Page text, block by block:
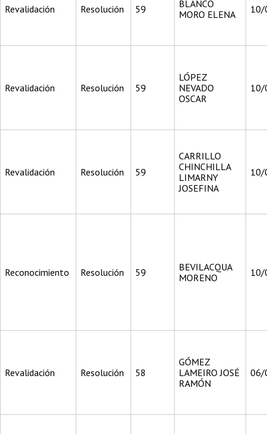
Revalidación Resolución 59
BLANCO
MORO ELENA
10/
Revalidación Resolución 59
LÓPEZ
NEVADO
OSCAR
10/
Revalidación Resolución 59
CARRILLO
CHINCHILLA
LIMARNY
JOSEFINA
Reconocimiento Resolución 59
BEVILACQUA
MORENO
10/
Revalidación Resolución 58
GÓMEZ
LAMEIRO JOSÉ
RAMÓN
06/